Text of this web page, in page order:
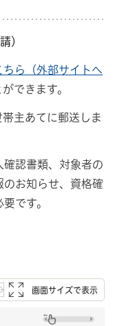
）
ちら（外部サイトへ
できます。
主あてに郵送しま
認書類、対象者の
お知らせ、資格確
です。
画面サイズで表示